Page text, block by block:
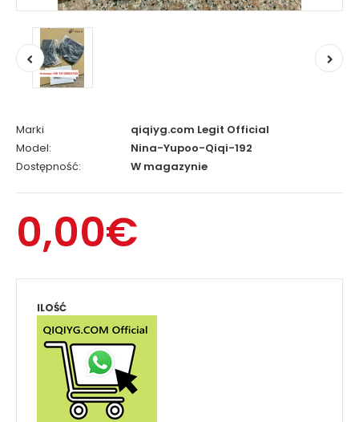
Marki
qiqiyg.com Legit Official
Model:
Nina-Yupoo-Qiqi-192
Dostępność:
W magazynie
0,00€
ILOŚĆ